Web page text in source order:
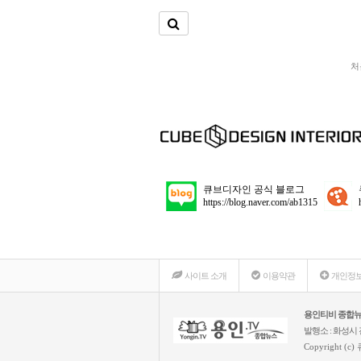
큐브디자인 공식 블로그
https://blog.naver.com/ab1315
사이트 소개 이용약관 개인정
모바일버전
상단으로
용인티비 종합
발행소 : 화성시
Copyright (c)